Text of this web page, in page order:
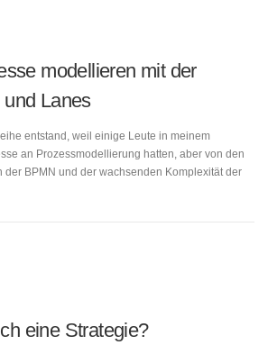
modellieren mit der
Lanes
entstand, weil einige Leute in meinem
an Prozessmodellierung hatten, aber von den
der BPMN und der wachsenden Komplexität der
eine Strategie?